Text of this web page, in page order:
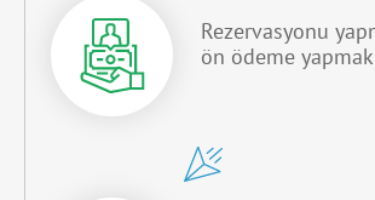
Rezervasyonu
ön ödeme yapmak